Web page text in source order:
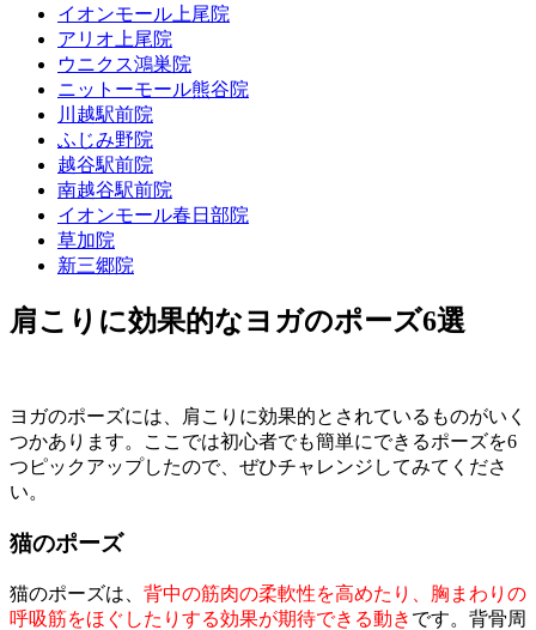
イオンモール上尾院
アリオ上尾院
ウニクス鴻巣院
ニットーモール熊谷院
川越駅前院
ふじみ野院
越谷駅前院
南越谷駅前院
イオンモール春日部院
草加院
新三郷院
肩こりに効果的なヨガのポーズ6選
ヨガのポーズには、肩こりに効果的とされているものがいく
つかあります。ここでは初心者でも簡単にできるポーズを6
つピックアップしたので、ぜひチャレンジしてみてくださ
い。
猫のポーズ
猫のポーズは、 背中の筋肉の柔軟性を高めたり、胸まわりの
呼吸筋をほぐしたりする効果が期待できる動き です。背骨周